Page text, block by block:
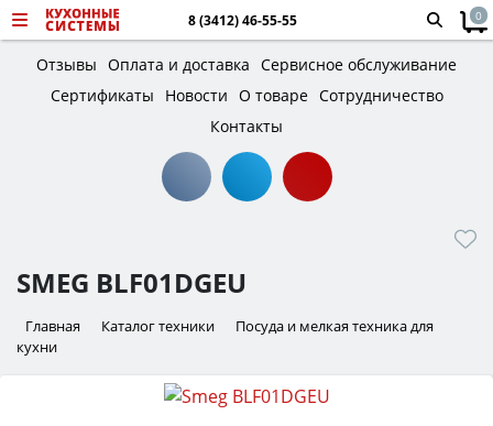
8 (3412) 46-55-55 0
Отзывы Оплата и доставка Сервисное обслуживание
Сертификаты
Новости О товаре Сотрудничество
Контакты
SMEG BLF01DGEU
Главная Каталог техники
Посуда и мелкая техника для
кухни